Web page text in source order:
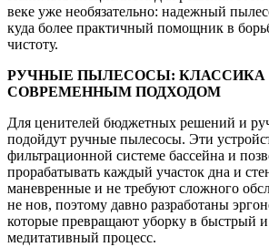
веке уже необязательно: надежный
куда более практичный помощник в
чистоту.
РУЧНЫЕ ПЫЛЕСОСЫ: КЛАССИКА
СОВРЕМЕННЫМ ПОДХОДОМ
Для ценителей бюджетных решений и
подойдут ручные пылесосы. Эти
фильтрационной системе бассейна и
прорабатывать каждый участок дна и
маневренные и не требуют сложного
не нов, поэтому давно разработаны
которые превращают уборку в быстрый
медитативный процесс.